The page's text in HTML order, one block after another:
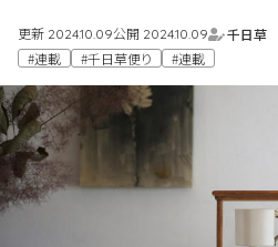
更新 2024.10.09公開 2024.10.09
千日草
#連載
#千日草便り #連載